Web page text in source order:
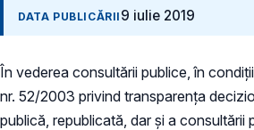
DATA PUBLICĂRII 9 iulie 2019
În vederea consultării publice, în
nr. 52/2003 privind transparenţa
publică, republicată, dar și a consultării